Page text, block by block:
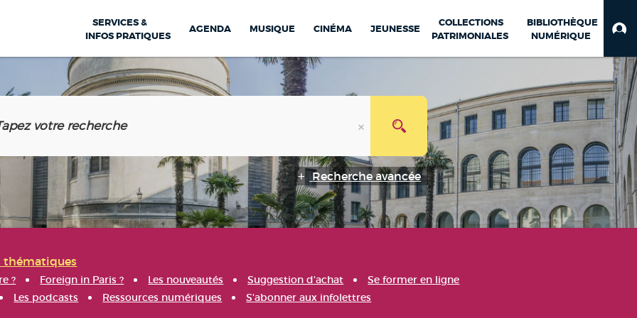
SERVICES &
INFOS PRATIQUES
AGENDA MUSIQUE CINÉMA JEUNESSE
COLLECTIONS
PATRIMONIALES
BIBLIOTHÈQUE
NUMÉRIQUE
Recherche avancée
thématiques
? Foreign in Paris ? Les nouveautés Suggestion d'achat
Se former en ligne
Les podcasts Ressources numériques S'abonner aux infolettres